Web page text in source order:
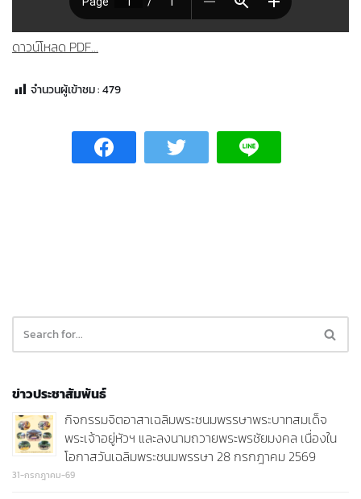
ดาวน์โหลด PDF...
จำนวนผู้เข้าชม :479
ข่าวประชาสัมพันธ์
กิจกรรมจิตอาสาเฉลิมพระชนมพรรษาพระบาทสมเด็จ
พระเจ้าอยู่หัวฯ และลงนามถวายพระพรชัยมงคล เนื่องใน
โอกาสวันเฉลิมพระชนมพรรษา 28 กรกฎาคม 2569
31-กรกฎาคม-69